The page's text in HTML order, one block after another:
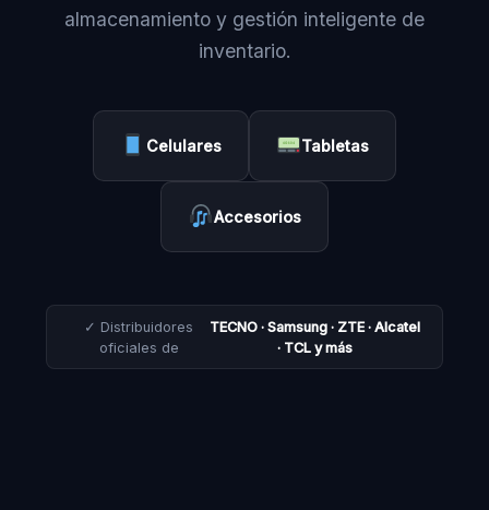
almacenamiento y gestión inteligente de
inventario.
Celulares Tabletas
Accesorios
✓ Distribuidores
oficiales de
TECNO · Samsung · ZTE · Alcatel
· TCL y más